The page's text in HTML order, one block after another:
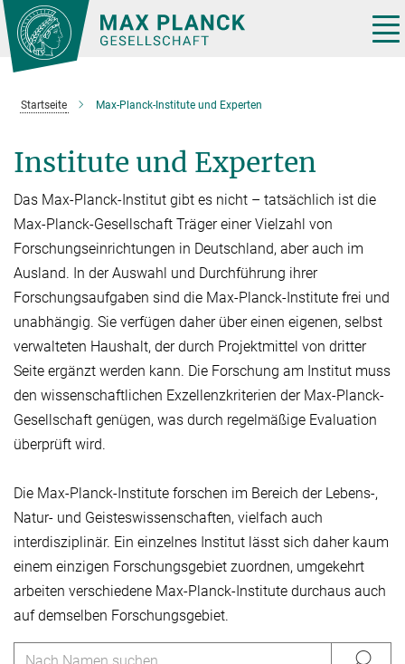
Hauptinhalt
Startseite Max-Planck-Institute und Experten
Institute und Experten
Das Max-Planck-Institut gibt es nicht – tatsächlich ist die
Max-Planck-Gesellschaft Träger einer Vielzahl von
Forschungseinrichtungen in Deutschland, aber auch im
Ausland. In der Auswahl und Durchführung ihrer
Forschungsaufgaben sind die Max-Planck-Institute frei und
unabhän­gig. Sie verfügen daher über einen eige­nen, selbst
verwalteten Haushalt, der durch Projektmit­tel von dritter
Seite er­gänzt werden kann. Die Forschung am Institut muss
den wissen­schaftlichen Exzellenzkriterien der Max-Planck-
Gesellschaft genügen, was durch regelmäßige Evaluation
überprüft wird.
Die Max-Planck-Institute forschen im Bereich der Lebens-,
Natur- und Geisteswissen­schaften, vielfach auch
interdisziplinär. Ein einzelnes Institut lässt sich daher kaum
einem einzigen Forschungsgebiet zuordnen, umgekehrt
arbeiten verschiedene Max-Planck-Institute durchaus auch
auf demselben Forschungsgebiet.